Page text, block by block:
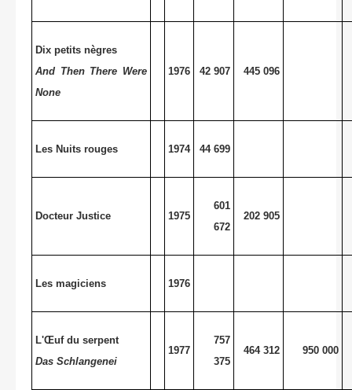
Dix petits nègres
And Then There Were
None
1976 42 907 445 096
Les Nuits rouges 1974 44 699
Docteur Justice 1975
601
672
202 905
Les magiciens 1976
L'Œuf du serpent
Das Schlangenei
1977
757
375
464 312 950 000